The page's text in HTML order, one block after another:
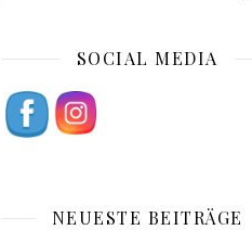
SOCIAL MEDIA
NEUESTE BEITRÄGE